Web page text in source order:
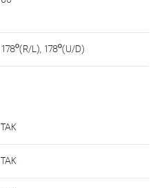
178º(R/L), 178º(U/D)
ТАК
ТАК